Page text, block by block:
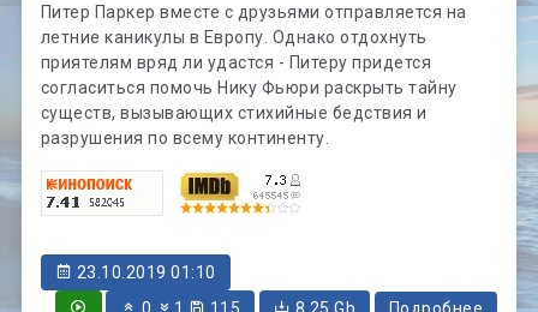
Питер Паркер вместе с друзьями отправляется на
летние каникулы в Европу. Однако отдохнуть
приятелям вряд ли удастся - Питеру придется
согласиться помочь Нику Фьюри раскрыть тайну
существ, вызывающих стихийные бедствия и
разрушения по всему континенту.
23.10.2019 01:10